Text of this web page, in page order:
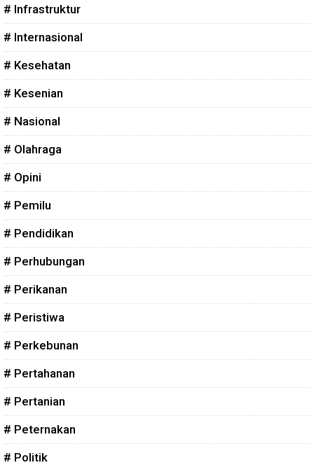
# Infrastruktur
# Internasional
# Kesehatan
# Kesenian
# Nasional
# Olahraga
# Opini
# Pemilu
# Pendidikan
# Perhubungan
# Perikanan
# Peristiwa
# Perkebunan
# Pertahanan
# Pertanian
# Peternakan
# Politik